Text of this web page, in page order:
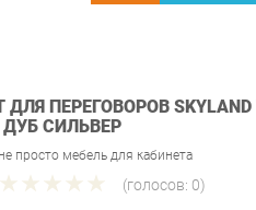
ДЛЯ ПЕРЕГОВОРОВ
СИЛЬВЕР
просто мебель для кабинета
(голосов: 0)